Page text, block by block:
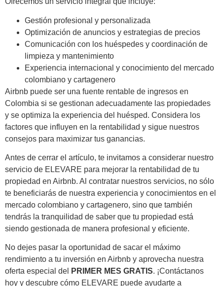
Gestión profesional y personalizada
Optimización de anuncios y estrategias de precios
Comunicación con los huéspedes y coordinación de
limpieza y mantenimiento
Experiencia internacional y conocimiento del mercado
colombiano y cartagenero
Airbnb puede ser una fuente rentable de ingresos en
Colombia si se gestionan adecuadamente las propiedades
y se optimiza la experiencia del huésped. Considera los
factores que influyen en la rentabilidad y sigue nuestros
consejos para maximizar tus ganancias.
Antes de cerrar el artículo, te invitamos a considerar nuestro
servicio de ELEVARE para mejorar la rentabilidad de tu
propiedad en Airbnb. Al contratar nuestros servicios, no sólo
te beneficiarás de nuestra experiencia y conocimientos en el
mercado colombiano y cartagenero, sino que también
tendrás la tranquilidad de saber que tu propiedad está
siendo gestionada de manera profesional y eficiente.
No dejes pasar la oportunidad de sacar el máximo
rendimiento a tu inversión en Airbnb y aprovecha nuestra
oferta especial del
PRIMER MES GRATIS. ¡Contáctanos
hoy y descubre cómo ELEVARE puede ayudarte a